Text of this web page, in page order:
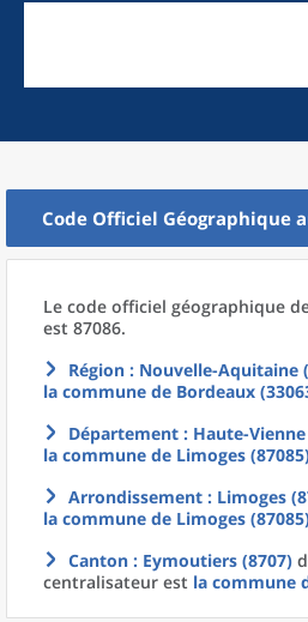
Code Officiel Géographique
Le code officiel géographique
est 87086.
Région : Nouvelle-Aquitaine
la commune de Bordeaux
Département : Haute-
la commune de Limoges
Arrondissement : Limoges
la commune de Limoges
Canton : Eymoutiers (8707)
centralisateur est la commune